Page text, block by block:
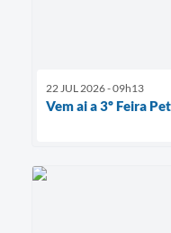
22 JUL 2026 - 09h13
Vem ai a 3º Feira Pet